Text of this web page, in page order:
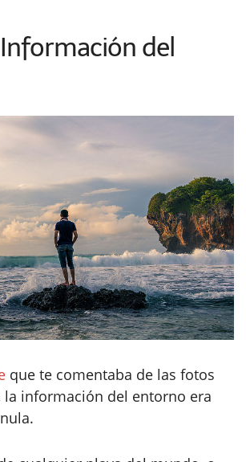
del
que te comentaba de las fotos
la información del entorno era